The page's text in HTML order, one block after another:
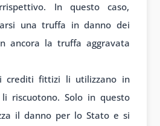
In questo caso,
una truffa in danno dei
ancora la truffa aggravata
crediti fittizi li utilizzano in
riscuotono. Solo in questo
il danno per lo Stato e si